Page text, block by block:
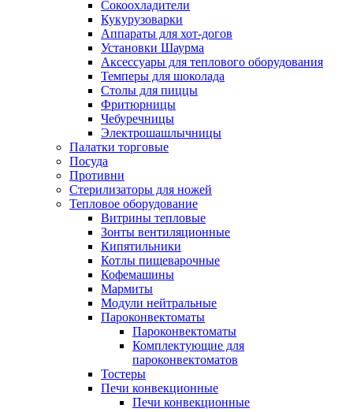
Сокоохладители
Кукурузоварки
Аппараты для хот-догов
Установки Шаурма
Аксессуары для теплового оборудования
Темперы для шоколада
Столы для пиццы
Фритюрницы
Чебуречницы
Электрошашлычницы
Палатки торговые
Посуда
Противни
Стерилизаторы для ножей
Тепловое оборудование
Витрины тепловые
Зонты вентиляционные
Кипятильники
Котлы пищеварочные
Кофемашины
Мармиты
Модули нейтральные
Пароконвектоматы
Пароконвектоматы
Комплектующие для
пароконвектоматов
Тостеры
Печи конвекционные
Печи конвекционные